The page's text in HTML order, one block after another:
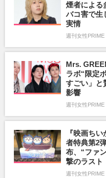
煙者による
バコ害で生
実情
週刊女性PRIME
Mrs.
ラボ“限定
すごい」と
影響
週刊女性PRIME
『映画ち
者特典第2
布、“ファ
撃のラスト
週刊女性PRIME